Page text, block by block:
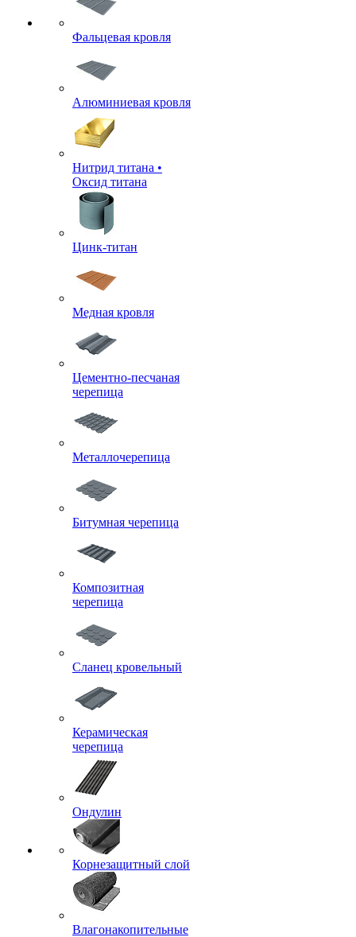
Фальцевая кровля
Алюминиевая кровля
Нитрид титана •
Оксид титана
Цинк-титан
Медная кровля
Цементно-песчаная
черепица
Металлочерепица
Битумная черепица
Композитная
черепица
Сланец кровельный
Керамическая
черепица
Ондулин
Корнезащитный слой
Влагонакопительные